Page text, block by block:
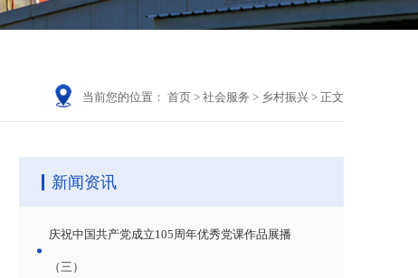
当前您的位置： 首页 > 社会服务 > 乡村振兴 > 正文
新闻资讯
庆祝中国共产党成立105周年优秀党课作品展播
（三）